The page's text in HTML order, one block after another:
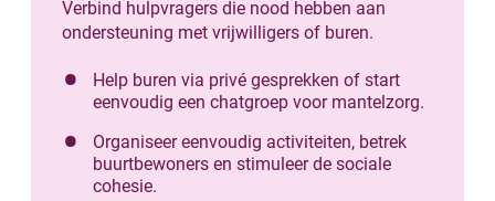
Verbind hulpvragers die nood hebben aan
ondersteuning met vrijwilligers of buren.
Help buren via privé gesprekken of start
eenvoudig een chatgroep voor mantelzorg.
Organiseer eenvoudig activiteiten, betrek
buurtbewoners en stimuleer de sociale
cohesie.